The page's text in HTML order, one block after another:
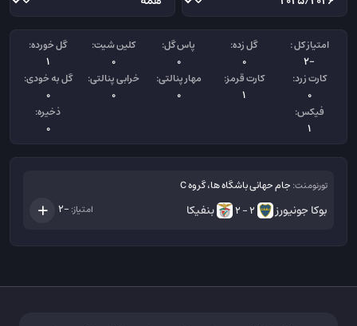
امتیاز کل :
-2
گل زده:
0
پاس گل:
0
کلین شیت:
0
گل خورده:
1
کارت زرد:
0
کارت قرمز:
1
مهار پنالتی:
0
خرابی پنالتی:
0
گل به خودی:
0
فیکس:
1
ذخیره:
0
تورنومنت: جام حهانی باشگاه ها، گروه C
بوکا جونیورز 2 - 2 بنفیکا امتیاز: -2